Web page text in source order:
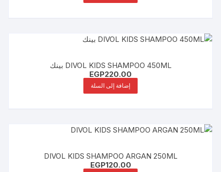
DIVOL KIDS SHAMPOO 450ML بينك
EGP220.00
إضافة إلى السلة
DIVOL KIDS SHAMPOO ARGAN 250ML
EGP120.00